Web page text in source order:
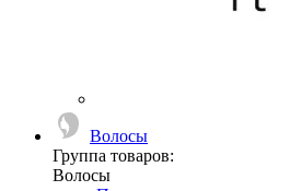
Волосы
Группа товаров:
Волосы